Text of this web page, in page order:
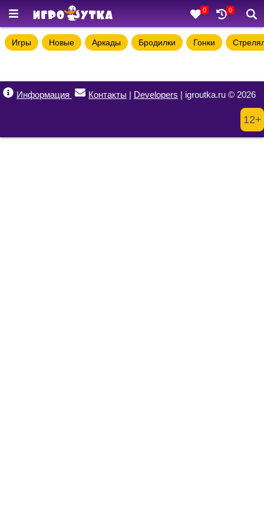
0 0
Игры Новые Аркады Бродилки Гонки
Информация Контакты | Developers | igroutka.ru © 2026
12+